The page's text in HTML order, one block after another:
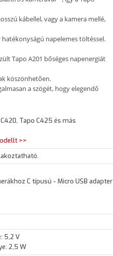
kábellel, vagy a kamera mellé,
napelemes töltéssel.
Tapo A201 bőséges napenergiát
köszönhetően.
a szögét, hogy elegendő
Tapo C425 és más
>>
C típusú - Micro USB adapter
5,2 V
2,5 W